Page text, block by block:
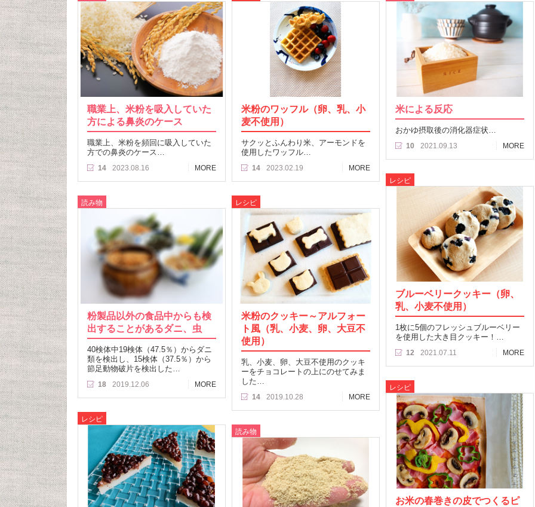
職業上、米粉を吸入していた
方による鼻炎のケース
職業上、米粉を頻回に吸入していた
方での鼻炎のケース…
14 2023.08.16 MORE
米粉のワッフル（卵、乳、小
麦不使用）
サクッとふんわり米、アーモンドを
使用したワッフル…
14 2023.02.19 MORE
米による反応
おかゆ摂取後の消化器症状…
10 2021.09.13 MORE
レシピ
ブルーベリークッキー（卵、
乳、小麦不使用）
1枚に5個のフレッシュブルーベリー
を使用した大き目クッキー！…
12 2021.07.11 MORE
読み物
粉製品以外の食品中からも検
出することがあるダニ、虫
40検体中19検体（47.5％）からダニ
類を検出し、15検体（37.5％）から
節足動物破片を検出した…
18 2019.12.06 MORE
レシピ
米粉のクッキー～アルフォー
ト風（乳、小麦、卵、大豆不
使用）
乳、小麦、卵、大豆不使用のクッキ
ーをチョコレートの上にのせてみま
した…
14 2019.10.28 MORE
レシピ
お米の春巻きの皮でつくるピ
レシピ
読み物